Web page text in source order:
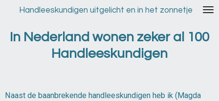
naar
hoofdinhoud
Handleeskundigen uitgelicht en in het zonnetje
In Nederland wonen zeker al 100
Handleeskundigen
Naast de baanbrekende handleeskundigen heb ik (Magda